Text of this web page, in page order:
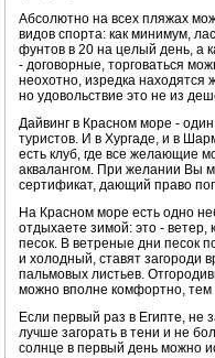
Абсолютно на всех пляжах
видов спорта: как минимум,
фунтов в 20 на целый день, а
- договорные, торговаться
неохотно, изредка
но удовольствие это не из
Дайвинг в Красном море -
туристов. И в Хургаде, и в
есть клуб, где все желающие
аквалангом. При желании Вы
сертификат, дающий право
На Красном море есть одно
отдыхаете зимой: это -
песок. В ветреные дни песок
и холодный, ставят загороди
пальмовых листьев.
можно вполне комфортно, тем
Если первый раз в Египте, не
лучше загорать в тени и не
солнце в первый день можно